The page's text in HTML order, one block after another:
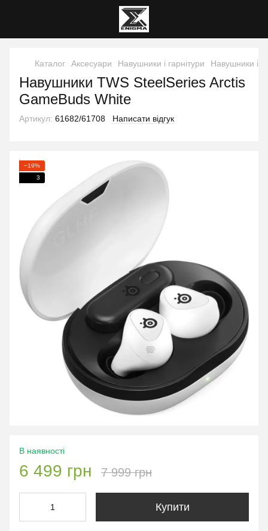
Каталог Аксесуари Навушники і гарнітури Навушники і
Навушники TWS SteelSeries Arctis
GameBuds White
Артикул: 61682/61708 Написати відгук
−19%
3
В наявності
6 499 грн 7 999 грн
Купити